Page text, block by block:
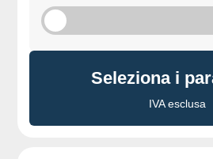
Seleziona i
IVA esclusa